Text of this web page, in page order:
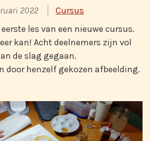
2022
Cursus
les van een nieuwe cursus.
kan! Acht deelnemers zijn vol
de slag gegaan.
door henzelf gekozen afbeelding.